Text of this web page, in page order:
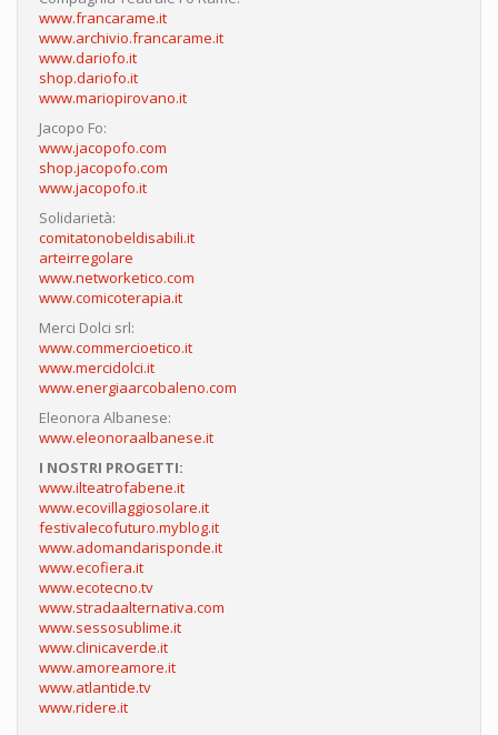
www.francarame.it
www.archivio.francarame.it
www.dariofo.it
shop.dariofo.it
www.mariopirovano.it
Jacopo Fo:
www.jacopofo.com
shop.jacopofo.com
www.jacopofo.it
Solidarietà:
comitatonobeldisabili.it
arteirregolare
www.networketico.com
www.comicoterapia.it
Merci Dolci srl:
www.commercioetico.it
www.mercidolci.it
www.energiaarcobaleno.com
Eleonora Albanese:
www.eleonoraalbanese.it
I NOSTRI PROGETTI:
www.ilteatrofabene.it
www.ecovillaggiosolare.it
festivalecofuturo.myblog.it
www.adomandarisponde.it
www.ecofiera.it
www.ecotecno.tv
www.stradaalternativa.com
www.sessosublime.it
www.clinicaverde.it
www.amoreamore.it
www.atlantide.tv
www.ridere.it